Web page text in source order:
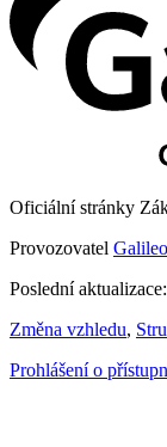
Oficiální stránky
Provozovatel
Poslední
Změna vzhledu,
Prohlášení o